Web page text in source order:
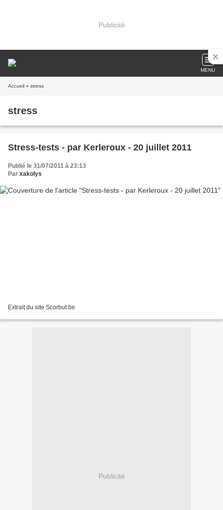
Publicité
MENU
Accueil » stress
stress
Stress-tests - par Kerleroux - 20 juillet 2011
Publié le 31/07/2011 à 23:13
Par xakolys
Extrait du site Scorbut.be
Publicité